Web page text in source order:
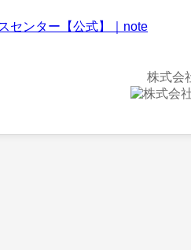
センター【公式】｜note
株式会